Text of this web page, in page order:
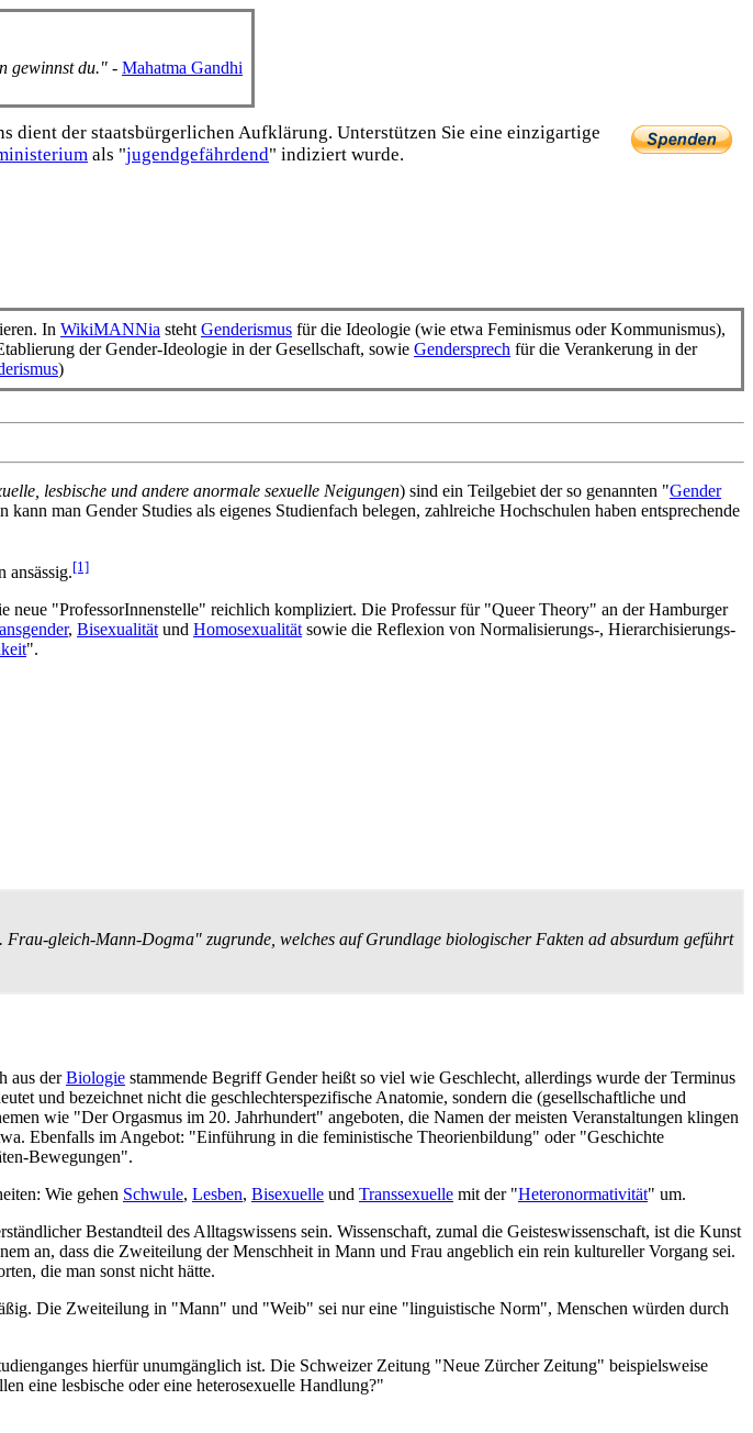
gewinnst du." - Mahatma Gandhi
dient der staats­bürgerlichen Aufklärung. Unterstützen Sie eine einzig­artige
als "jugend­gefährdend" indiziert wurde.
In WikiMANNia steht Genderismus für die Ideologie (wie etwa Feminismus oder Kommunismus),
der Gender-Ideologie in der Gesellschaft, sowie Gendersprech für die Verankerung in der
)
lesbische und andere anormale sexuelle Neigungen) sind ein Teilgebiet der so genannten "Gender
man Gender Studies als eigenes Studienfach belegen, zahlreiche Hochschulen haben entsprechende
[1]
"ProfessorInnen­stelle" reichlich kompliziert. Die Professur für "Queer Theory" an der Hamburger
, Bisexualität und Homosexualität sowie die Reflexion von Normalisierungs-, Hierarchisierungs-
".
Frau-gleich-Mann-Dogma" zugrunde, welches auf Grundlage biologischer Fakten ad absurdum geführt
aus derBiologie stammende Begriff Gender heißt so viel wie Geschlecht, allerdings wurde der Terminus
und bezeichnet nicht die geschlechter­spezifische Anatomie, sondern die (gesellschaftliche und
wie "Der Orgasmus im 20. Jahrhundert" angeboten, die Namen der meisten Veranstaltungen klingen
Ebenfalls im Angebot: "Einführung in die feministische Theorien­bildung" oder "Geschichte
Bewegungen".
Wie gehen Schwule, Lesben, Bisexuelle und Transsexuelle mit der "Heteronormativität" um.
Bestandteil des Alltags­wissens sein. Wissenschaft, zumal die Geistes­wissenschaft, ist die Kunst
an, dass die Zweiteilung der Menschheit in Mann und Frau angeblich ein rein kultureller Vorgang sei.
die man sonst nicht hätte.
Die Zweiteilung in "Mann" und "Weib" sei nur eine "linguistische Norm", Menschen würden durch
hierfür unumgänglich ist. Die Schweizer Zeitung "Neue Zürcher Zeitung" beispielsweise
eine lesbische oder eine hetero­sexuelle Handlung?"